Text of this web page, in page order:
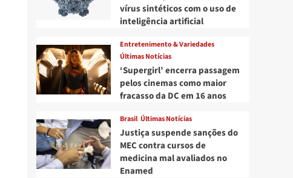
vírus sintéticos com o uso de
inteligência artificial
Entretenimento & Variedades
Últimas Notícias
‘Supergirl’ encerra passagem
pelos cinemas como maior
fracasso da DC em 16 anos
Brasil Últimas Notícias
Justiça suspende sanções do
MEC contra cursos de
medicina mal avaliados no
Enamed